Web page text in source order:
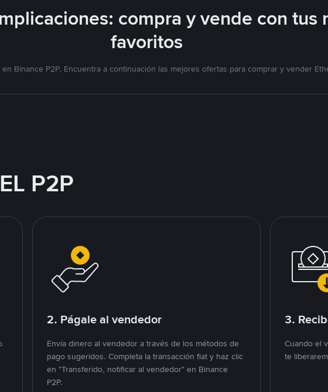
compra y vende con tus
favoritos
en Binance P2P. Encuentra a continuación las mejores ofertas para comprar y vender
P2P
2. Págale al vendedor
Envía dinero al vendedor a través de los métodos de
pago sugeridos. Completa la transacción fiat y haz clic
en "Transferido, notificar al vendedor" en Binance
P2P.
3.
Cuando el
te